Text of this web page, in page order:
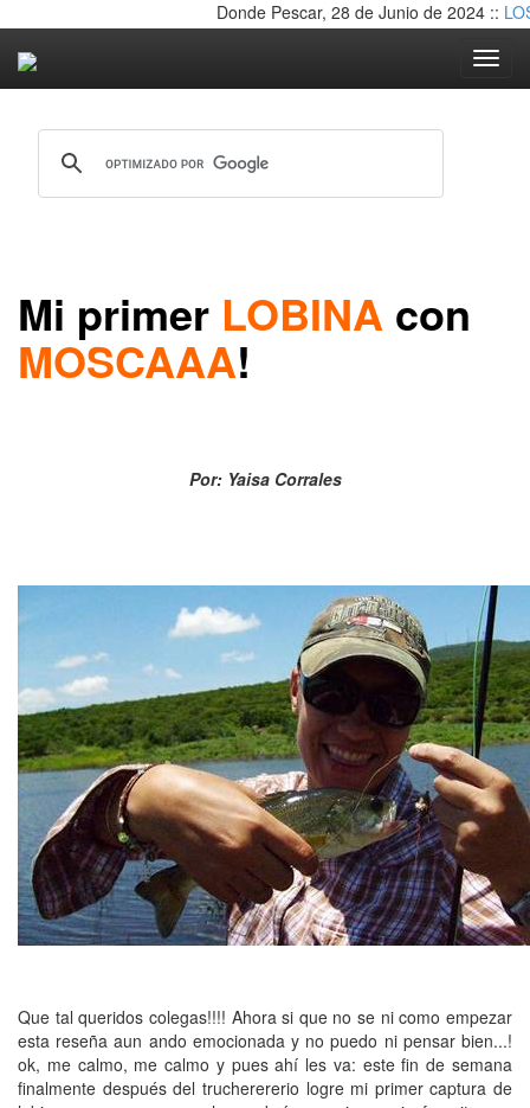
Donde Pescar, 28 de Junio de 2024 ::
Mi primer LOBINA con
MOSCAAA!
Por: Yaisa Corrales
Que tal queridos colegas!!!! Ahora si que no se ni como empezar
esta reseña aun ando emocionada y no puedo ni pensar bien...!
ok, me calmo, me calmo y pues ahí les va: este fin de semana
finalmente después del trucherererio logre mi primer captura de